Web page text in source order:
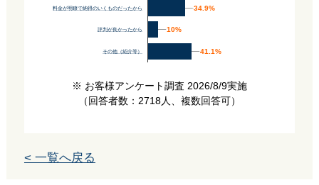
料金が明瞭で納得のいくものだったから
評判が良かったから
その他（紹介等）
34.9%
34.9%
10%
10%
41.1%
41.1%
※ お客様アンケート調査 2026/8/9実施
（回答者数：2718人、複数回答可）
< 一覧へ戻る